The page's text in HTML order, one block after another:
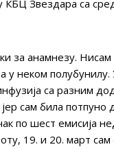
Звездара са
за анамнезу.
у неком
са разним
сам била
по шест емисија
19. и 20. март сам